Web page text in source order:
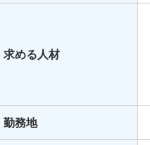
求める人材
勤務地